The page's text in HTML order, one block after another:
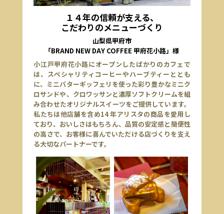
１４年の信頼が支える、
こだわりのメニューづくり
山梨県甲府市
「BRAND NEW DAY COFFEE 甲府花小路」様
小江戸甲府花小路にオープンしたばかりのカフェで
は、スペシャリティコーヒーやハーブティーととも
に、ミニバターギッフェリを使った彩り豊かなミニク
ロサンドや、クロワッサンと濃厚ソフトクリームを組
み合わせたオリジナルスイーツをご提供しています。
私たちは他店舗を含め14 年アリスタの商品を愛用し
ており、おいしさはもちろん、品質の安定感と簡便性
の高さで、お客様に喜んでいただける店づくりを支え
る大切なパートナーです。